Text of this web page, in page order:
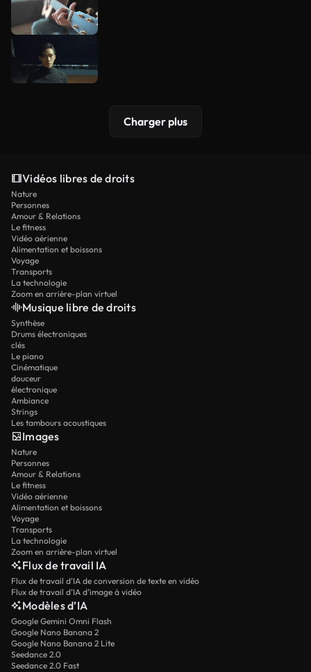
Charger plus
Vidéos libres de droits
Nature
Personnes
Amour & Relations
Le fitness
Vidéo aérienne
Alimentation et boissons
Voyage
Transports
La technologie
Zoom en arrière-plan virtuel
Musique libre de droits
Synthèse
Drums électroniques
clés
Le piano
Cinématique
douceur
électronique
Ambiance
Strings
Les tambours acoustiques
Images
Nature
Personnes
Amour & Relations
Le fitness
Vidéo aérienne
Alimentation et boissons
Voyage
Transports
La technologie
Zoom en arrière-plan virtuel
Flux de travail IA
Flux de travail d’IA de conversion de texte en vidéo
Flux de travail d’IA d’image à vidéo
Modèles d’IA
Google Gemini Omni Flash
Google Nano Banana 2
Google Nano Banana 2 Lite
Seedance 2.0
Seedance 2.0 Fast